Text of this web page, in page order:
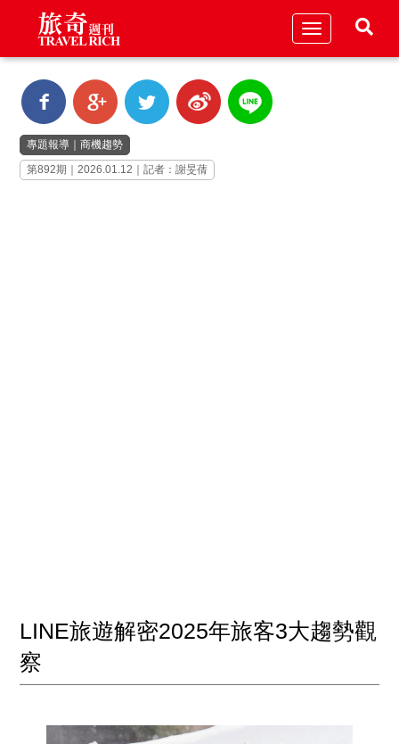
Toggle
專題報導 ｜商機趨勢
第892期｜2026.01.12｜記者：謝旻蒨
LINE旅遊解密2025年旅客3大趨勢觀
察